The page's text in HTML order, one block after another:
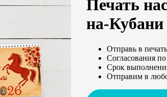
Печать
на-Кубани
Отправь в
Согласования
Срок
Отправим в